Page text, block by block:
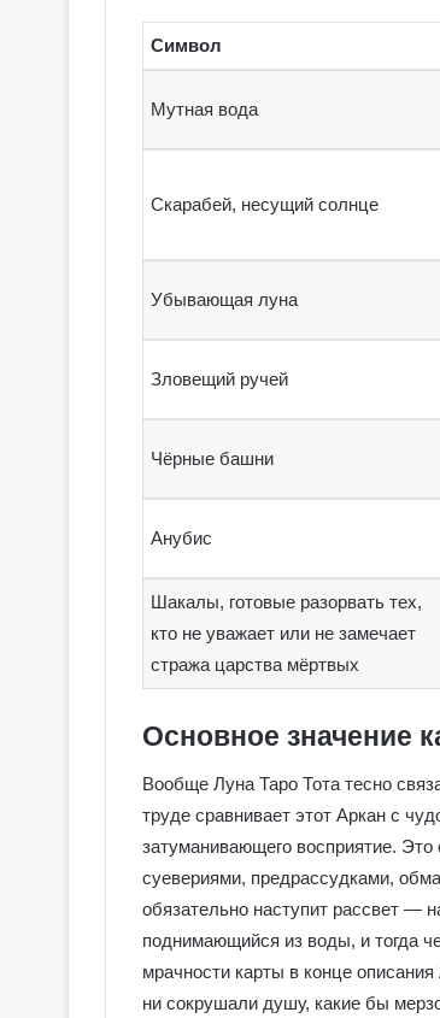
Символ
Мутная вода
Скарабей, несущий солнце
Убывающая луна
Зловещий ручей
Чёрные башни
Анубис
Шакалы, готовые разорвать тех,
кто не уважает или не замечает
стража царства мёртвых
Основное значение
Вообще Луна Таро Тота тесно
труде сравнивает этот Аркан с
затуманивающего восприятие.
суевериями, предрассудками,
обязательно наступит рассвет —
поднимающийся из воды, и тогда
мрачности карты в конце
ни сокрушали душу, какие бы
л
р
к
о
л
ы
С